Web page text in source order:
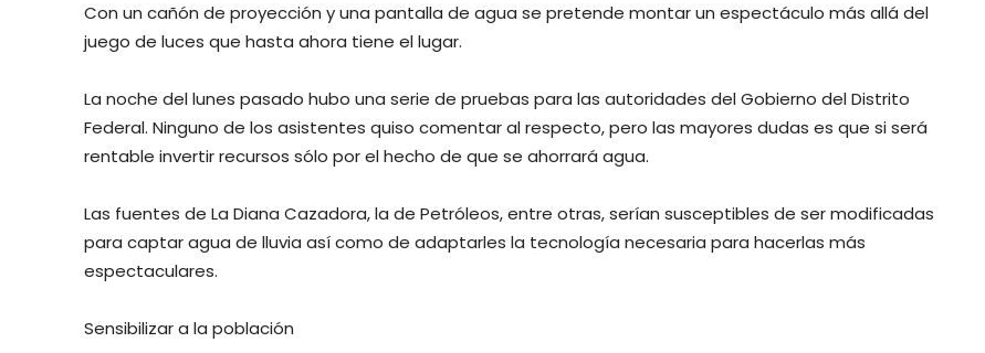
Con un cañón de proyección y una pantalla de agua se pretende montar un espectáculo más allá del
juego de luces que hasta ahora tiene el lugar.
La noche del lunes pasado hubo una serie de pruebas para las autoridades del Gobierno del Distrito
Federal. Ninguno de los asistentes quiso comentar al respecto, pero las mayores dudas es que si será
rentable invertir recursos sólo por el hecho de que se ahorrará agua.
Las fuentes de La Diana Cazadora, la de Petróleos, entre otras, serían susceptibles de ser modificadas
para captar agua de lluvia así como de adaptarles la tecnología necesaria para hacerlas más
espectaculares.
Sensibilizar a la población